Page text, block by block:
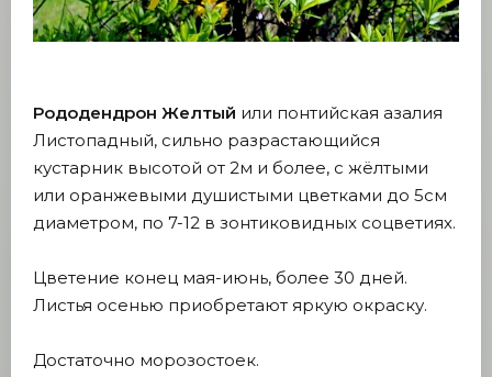
Рододендрон Желтый или понтийская азалия
Листопадный, сильно разрастающийся
кустарник высотой от 2м и более, с жёлтыми
или оранжевыми душистыми цветками до 5см
диаметром, по 7-12 в зонтиковидных соцветиях.
Цветение конец мая-июнь, более 30 дней.
Листья осенью приобретают яркую окраску.
Достаточно морозостоек.